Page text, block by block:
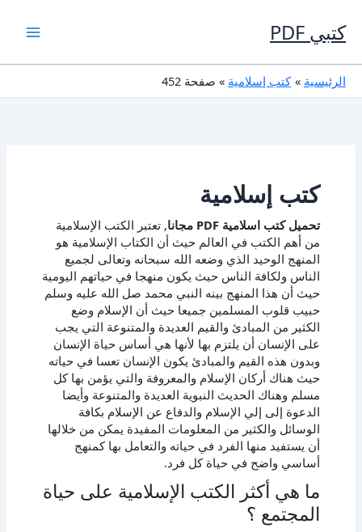
إلى
المحتوى
كتبي PDF
الرئيسية كتب إسلامية صفحة 452
كتب إسلامية
تحميل كتب اسلامية PDF مجانا
, تعتبر الكتب الإسلامية
من أهم الكتب في العالم حيث أن الكتاب الإسلامية هو
المنهج الوحيد الذي وضعه الله سبحانه وتعالى لجميع
الناس ولكافة الناس حيث يكون منهجا في حياتهم اليومية
حيث أن هذا المنهج بينه النبي محمد صل الله عليه وسلم
حبيب قلوب المسلمين جميعا حيث أن الإسلام وضع
الكثير من المبادئ والقيم العديدة والمتنوعة التي يجب
على الإنسان أن يلتزم بها لأنها هي أساس حياة الإنسان
وبدون هذه القيم والمبادئ يكون الإنسان تعسا في حياته
حيث هناك أركان الإسلام والمعروفة والتي يؤمن بها كل
مسلم وهناك الحديث النبوية العديدة والمتنوعة وأيضا
الدعوة إلى إلي الإسلام والدفاع عن الإسلام بكافة
الوسائل والكثير من المعلومات المفيدة يمكن من خلالها
أن يستفيد منها الفرد في حياته والتعامل بها كمنهج
أساسي واضح في حياة كل فرد.
ما هي أكثر الكتب الإسلامية على حياة
المجتمع ؟